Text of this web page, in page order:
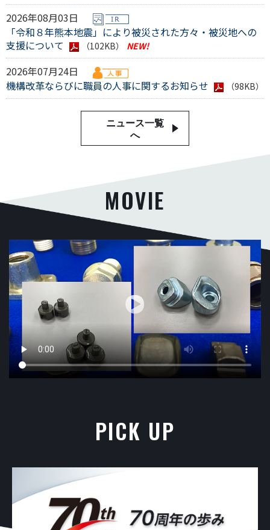
2026年08月03日
「令和８年熊本地震」により被災された方々・被災地への
支援について
（102KB）
2026年07月24日
機構改革ならびに職員の人事に関するお知らせ
（98KB）
ニュース一覧
へ
MOVIE
PICK UP